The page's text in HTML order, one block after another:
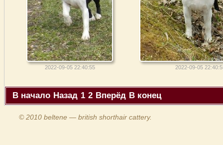
2022-09-05 22:40:55 2022-09-05
В начало Назад 1 2 Вперёд В конец
© 2010 beltene — british shorthair cattery.